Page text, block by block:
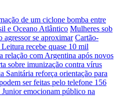
de um ciclone bomba entre
e Oceano Atlântico Mulheres sob
agressor se aproximar Cartão-
recebe quase 10 mil
relação com Argentina após novos
sobre imunização contra vírus
Sanitária reforça orientação para
ser feitas pelo telefone 156
emocionam público na